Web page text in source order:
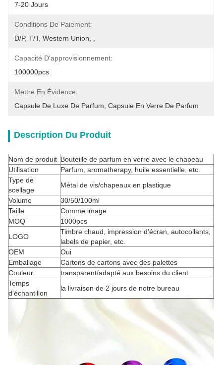
7-20 Jours
Conditions De Paiement:
D/P, T/T, Western Union, ,
Capacité D'approvisionnement:
100000pcs
Mettre En Évidence:
Capsule De Luxe De Parfum Capsule En Verre De Parfum
Description Du Produit
Nom de produit Bouteille de parfum en verre avec le chapeau
Utilisation
Parfum, aromatherapy, huile essentielle, etc.
Type de
scellage
Métal de vis/chapeaux en plastique
Volume
30/50/100ml
Taille
Comme image
MOQ
1000pcs
LOGO
Timbre chaud, impression d'écran, autocollants,
labels de papier, etc.
OEM
Oui
Emballage
Cartons de cartons avec des palettes
Couleur
transparent/adapté aux besoins du client
Temps
d'échantillon
la livraison de 2 jours de notre bureau